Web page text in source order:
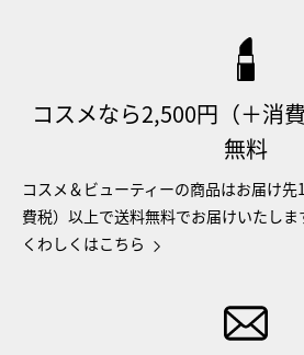
コスメなら2,500円（＋消
無料
コスメ＆ビューティーの商品はお届け
費税）以上で送料無料でお届けいたしま
くわしくはこちら